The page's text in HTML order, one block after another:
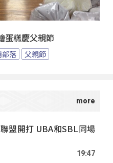
蛋糕慶父親節
部落 父親節
盟開打 UBA和SBL同場
19:47